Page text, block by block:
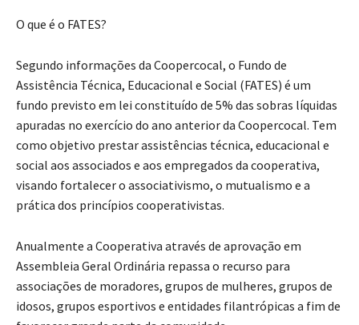
O que é o FATES?
Segundo informações da Coopercocal, o Fundo de
Assistência Técnica, Educacional e Social (FATES) é um
fundo previsto em lei constituído de 5% das sobras líquidas
apuradas no exercício do ano anterior da Coopercocal. Tem
como objetivo prestar assistências técnica, educacional e
social aos associados e aos empregados da cooperativa,
visando fortalecer o associativismo, o mutualismo e a
prática dos princípios cooperativistas.
Anualmente a Cooperativa através de aprovação em
Assembleia Geral Ordinária repassa o recurso para
associações de moradores, grupos de mulheres, grupos de
idosos, grupos esportivos e entidades filantrópicas a fim de